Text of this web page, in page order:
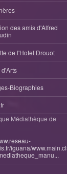
des amis d'Alfred
de l'Hotel Drouot
Biographies
Médiathèque de
iguana/